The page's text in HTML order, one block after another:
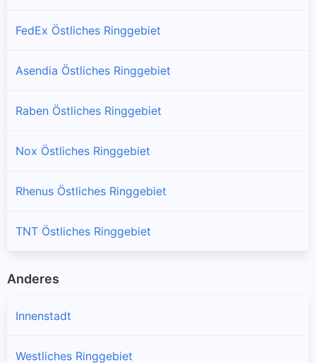
FedEx Östliches Ringgebiet
Asendia Östliches Ringgebiet
Raben Östliches Ringgebiet
Nox Östliches Ringgebiet
Rhenus Östliches Ringgebiet
TNT Östliches Ringgebiet
Anderes
Innenstadt
Westliches Ringgebiet